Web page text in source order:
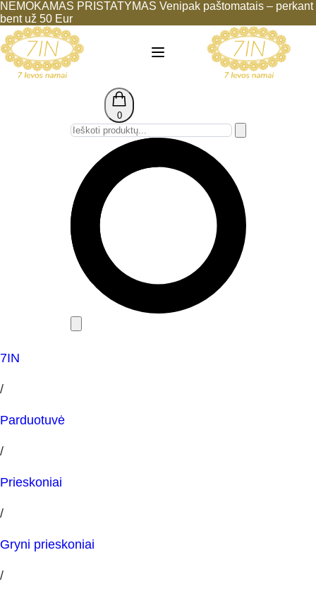
NEMOKAMAS PRISTATYMAS Venipak paštomatais – perkant
bent už 50 Eur
0
7IN
/
Parduotuvė
/
Prieskoniai
/
Gryni prieskoniai
/